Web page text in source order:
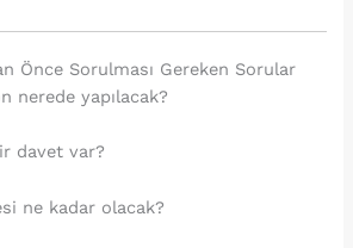
Önce Sorulması Gereken Sorular
nerede yapılacak?
davet var?
ne kadar olacak?